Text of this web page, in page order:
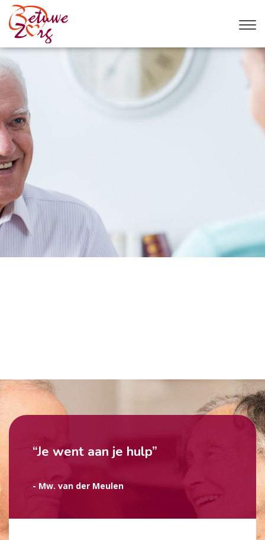
“Je went aan je hulp”
- Mw. van der Meulen